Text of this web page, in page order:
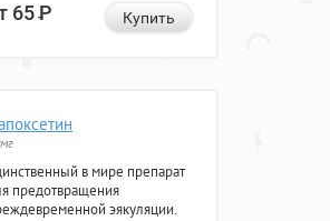
65Р Купить
в мире препарат
предотвращения
эякуляции.